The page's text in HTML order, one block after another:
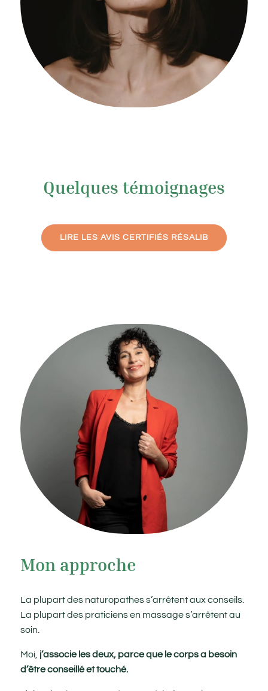
Quelques témoignages
LIRE LES AVIS CERTIFIÉS RÉSALIB
Mon approche
La plupart des naturopathes s’arrêtent aux conseils.
La plupart des praticiens en massage s’arrêtent au
soin.
Moi, j’associe les deux, parce que le corps a besoin
d’être conseillé et touché.